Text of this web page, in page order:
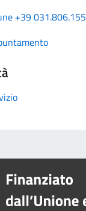
+39 031.806.155